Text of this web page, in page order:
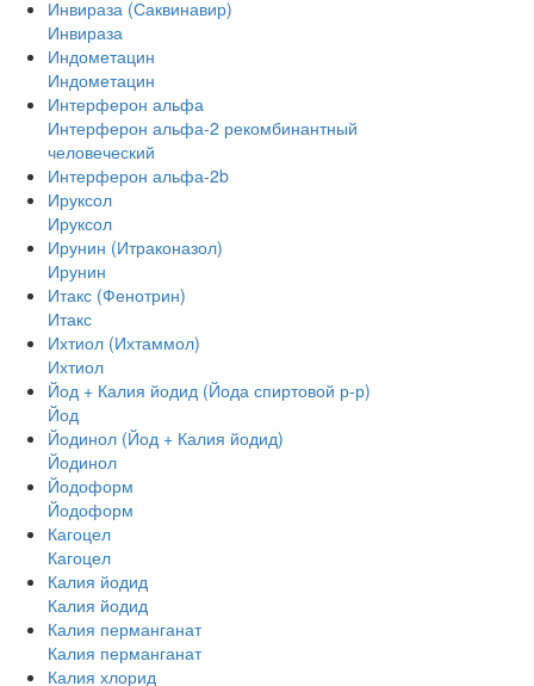
Инвираза (Саквинавир)
Инвираза
Индометацин
Индометацин
Интерферон альфа
Интерферон альфа-2 рекомбинантный
человеческий
Интерферон альфа-2b
Ируксол
Ируксол
Ирунин (Итраконазол)
Ирунин
Итакс (Фенотрин)
Итакс
Ихтиол (Ихтаммол)
Ихтиол
Йод + Калия йодид (Йода спиртовой р-р)
Йод
Йодинол (Йод + Калия йодид)
Йодинол
Йодоформ
Йодоформ
Кагоцел
Кагоцел
Калия йодид
Калия йодид
Калия перманганат
Калия перманганат
Калия хлорид